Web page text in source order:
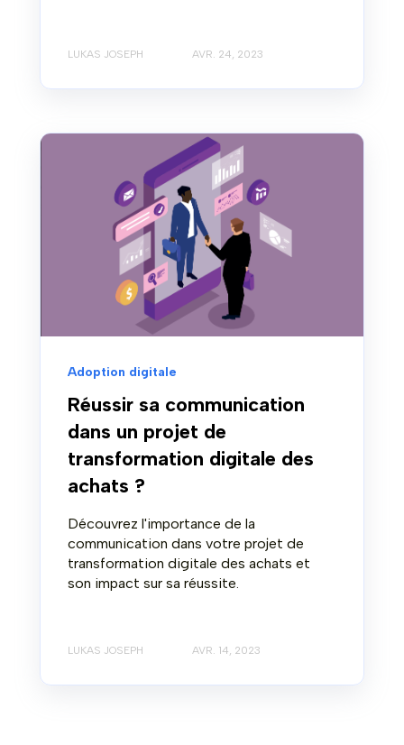
LUKAS JOSEPH AVR. 24, 2023
Adoption digitale
Réussir sa communication
dans un projet de
transformation digitale des
achats ?
Découvrez l'importance de la
communication dans votre projet de
transformation digitale des achats et
son impact sur sa réussite.
LUKAS JOSEPH AVR. 14, 2023